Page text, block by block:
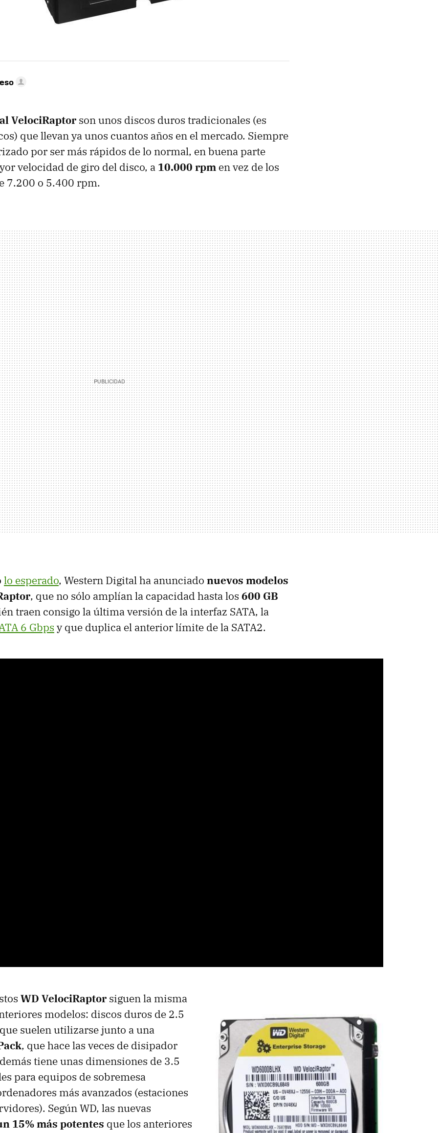
VelociRaptor son unos discos duros tradicionales (es
que llevan ya unos cuantos años en el mercado. Siempre
por ser más rápidos de lo normal, en buena parte
velocidad de giro del disco, a 10.000 rpm en vez de los
7.200 o 5.400 rpm.
lo esperado, Western Digital ha anunciado nuevos modelos
, que no sólo amplían la capacidad hasta los 600 GB
traen consigo la última versión de la interfaz SATA, la
6 Gbps y que duplica el anterior límite de la SATA2.
WD VelociRaptor siguen la misma
modelos: discos duros de 2.5
suelen utilizarse junto a una
, que hace las veces de disipador
tiene unas dimensiones de 3.5
para equipos de sobremesa
más avanzados (estaciones
Según WD, las nuevas
15% más potentes que los anteriores